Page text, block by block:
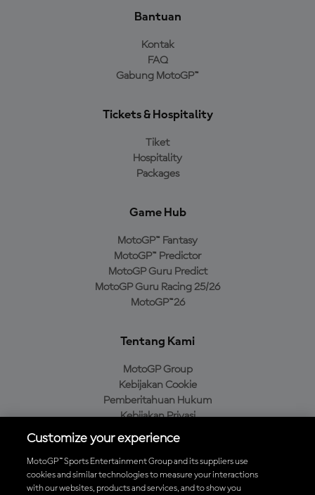
Bantuan
Kontak
FAQ
Gabung MotoGP™
Tickets & Hospitality
Tiket
Hospitality
Packages
Game Hub
MotoGP™ Fantasy
MotoGP™ Predictor
MotoGP Guru Predict
MotoGP Guru Racing 25/26
MotoGP™26
Tentang Kami
MotoGP Group
Kebijakan Cookie
Pemberitahuan Hukum
Kebijakan Privasi
Kebijakan Pembelian
Unduh Aplikasi Resmi MotoGP™
Customize your experience
MotoGP™ Sports Entertainment Group and its suppliers use
cookies and similar technologies to measure your interactions
with our websites, products and services, and to show you